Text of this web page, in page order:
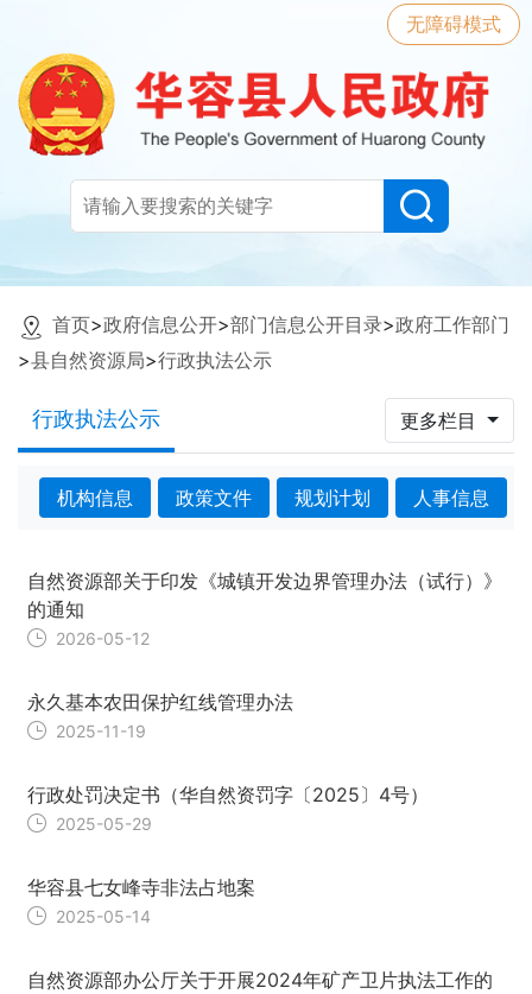
无障碍模式
首页>政府信息公开>部门信息公开目录>政府工作部门
>县自然资源局>行政执法公示
行政执法公示 更多栏目
机构信息 政策文件 规划计划 人事信息
自然资源部关于印发《城镇开发边界管理办法（试行）》
的通知
2026-05-12
永久基本农田保护红线管理办法
2025-11-19
行政处罚决定书（华自然资罚字〔2025〕4号）
2025-05-29
华容县七女峰寺非法占地案
2025-05-14
自然资源部办公厅关于开展2024年矿产卫片执法工作的